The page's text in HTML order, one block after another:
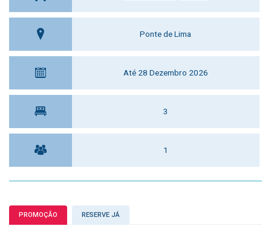
Ponte de Lima
Até 28 Dezembro 2026
3
1
PROMOÇÃO RESERVE JÁ